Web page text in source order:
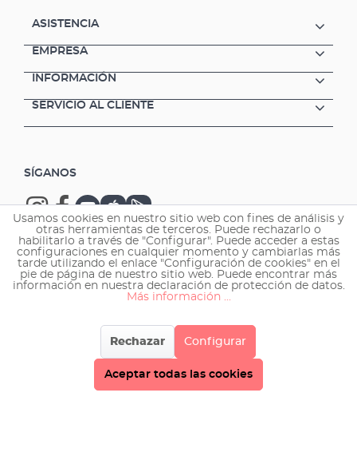
ASISTENCIA
EMPRESA
INFORMACIÓN
SERVICIO AL CLIENTE
SÍGANOS
Copyright © 2026 EHEIM GmbH & Co. KG.
Usamos cookies en nuestro sitio web con fines de análisis y
otras herramientas de terceros. Puede rechazarlo o
habilitarlo a través de "Configurar". Puede acceder a estas
configuraciones en cualquier momento y cambiarlas más
tarde utilizando el enlace "Configuración de cookies" en el
pie de página de nuestro sitio web. Puede encontrar más
información en nuestra declaración de protección de datos.
Más información ...
Rechazar Configurar
Aceptar todas las cookies